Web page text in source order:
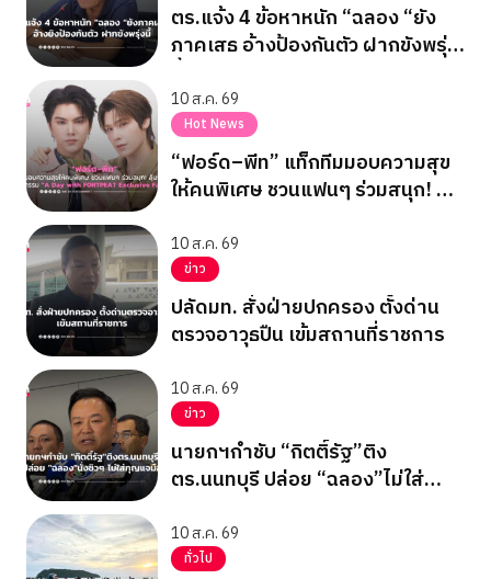
ตร.แจ้ง 4 ข้อหาหนัก “ฉลอง “ยัง
ภาคเสธ อ้างป้องกันตัว ฝากขังพรุ่ง
10 ส.ค. 69
Hot News
“ฟอร์ด–พีท” แท็กทีมมอบความสุข
ให้คนพิเศษ ชวนแฟนๆ ร่วมสนุก! ลุ้น
FORTPEAT Exclusive Fan Meet”
10 ส.ค. 69
ข่าว
ปลัดมท. สั่งฝ่ายปกครอง ตั้งด่าน
ตรวจอาวุธปืน เข้มสถานที่ราชการ
10 ส.ค. 69
ข่าว
นายกฯกำชับ “กิตติ์รัฐ”ติง
ตร.นนทบุรี ปล่อย “ฉลอง”ไม่ใส่
10 ส.ค. 69
ทั่วไป